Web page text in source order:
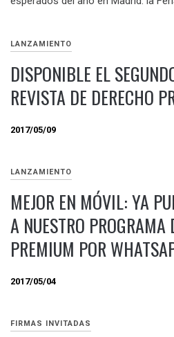
LANZAMIENTO
DISPONIBLE EL
REVISTA DE DERECHO
2017/05/09
LANZAMIENTO
MEJOR EN MÓVIL: YA
A NUESTRO PROGRAMA
PREMIUM POR
2017/05/04
FIRMAS INVITADAS